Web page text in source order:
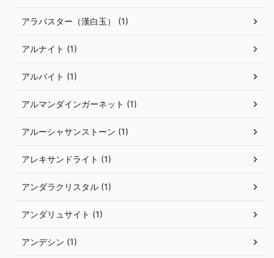
アラバスター（漢白玉） (1)
アルナイト (1)
アルバイト (1)
アルマンダインガーネット (1)
アルーシャサンストーン (1)
アレキサンドライト (1)
アンダラクリスタル (1)
アンダリュサイト (1)
アンデシン (1)